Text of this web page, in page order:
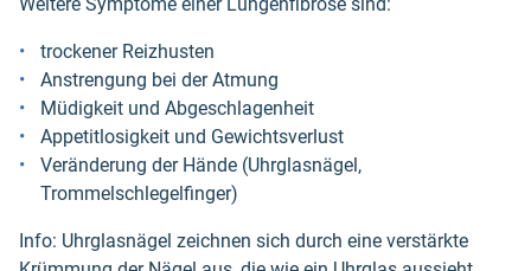
Weitere Symptome einer Lungenfibrose sind:
trockener Reizhusten
Anstrengung bei der Atmung
Müdigkeit und Abgeschlagenheit
Appetitlosigkeit und Gewichtsverlust
Veränderung der Hände (Uhrglasnägel,
Trommelschlegelfinger)
Info: Uhrglasnägel zeichnen sich durch eine verstärkte